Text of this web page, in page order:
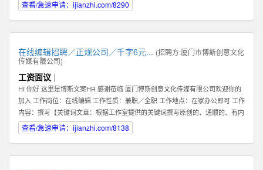
查看/急速申请：ijianzhi.com/8290
在线编辑招聘／正规公司／千字6元... (招聘方:厦门市博斯创意文化
传媒有限公司)
工资面议 |
HI 你好 这里是博斯文案HR 感谢莅临 厦门博斯创意文化传媒有限公司欢迎你的
加入 工作岗位：在线编辑 工作性质：兼职／全职 工作地点：在家办公即可 工作
内容：撰写【关键词文章：根据工作室提供的关键词撰写原创的、通顺的、有内
容的文章】 文章要求：质量一般，重点要求原创（不可复制网络文章）、通
顺。 编辑薪资：稿酬制。【6元／1000字】 非诚勿扰。考虑清楚自己是否合
查看/急速申请：ijianzhi.com/8138